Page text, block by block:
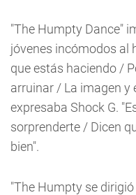
"The Humpty Dance"
jóvenes incómodos al
que estás haciendo /
arruinar / La imagen y
expresaba Shock G.
sorprenderte / Dicen
bien".
"The Humpty se